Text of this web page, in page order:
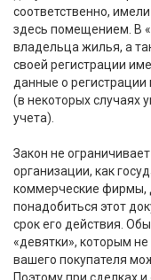
соответственно,
здесь помещением. В
владельца жилья, а
своей регистрации
данные о регистрации
(в некоторых случаях
учета).
Закон не
организации, как
коммерческие фирмы,
понадобиться этот
срок его действия.
«девятки», которым
вашего покупателя